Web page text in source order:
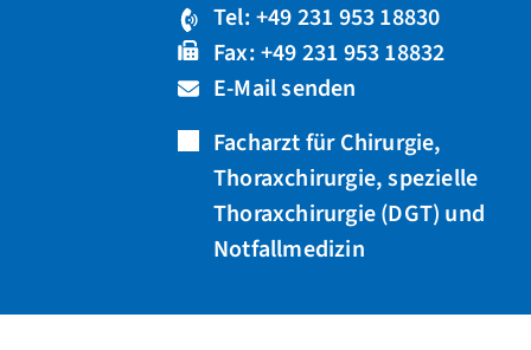
Tel: +49 231 953 18830
Fax: +49 231 953 18832
E-Mail senden
Facharzt für Chirurgie,
Thoraxchirurgie, spezielle
Thoraxchirurgie (DGT) und
Notfallmedizin